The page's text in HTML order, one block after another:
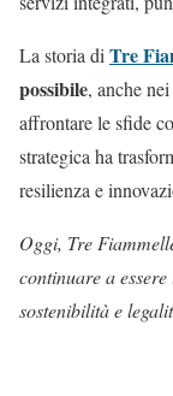
La storia di Tre
possibile, anche
affrontare le sfide
strategica ha
resilienza e
Oggi, Tre
continuare a
sostenibilità e